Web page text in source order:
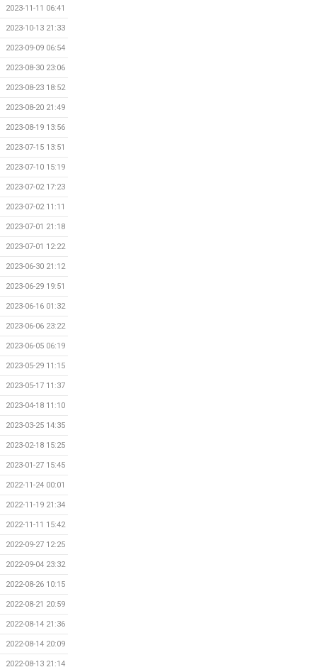
2023-11-11 06:41
2023-10-13 21:33
2023-09-09 06:54
2023-08-30 23:06
2023-08-23 18:52
2023-08-20 21:49
2023-08-19 13:56
2023-07-15 13:51
2023-07-10 15:19
2023-07-02 17:23
2023-07-02 11:11
2023-07-01 21:18
2023-07-01 12:22
2023-06-30 21:12
2023-06-29 19:51
2023-06-16 01:32
2023-06-06 23:22
2023-06-05 06:19
2023-05-29 11:15
2023-05-17 11:37
2023-04-18 11:10
2023-03-25 14:35
2023-02-18 15:25
2023-01-27 15:45
2022-11-24 00:01
2022-11-19 21:34
2022-11-11 15:42
2022-09-27 12:25
2022-09-04 23:32
2022-08-26 10:15
2022-08-21 20:59
2022-08-14 21:36
2022-08-14 20:09
2022-08-13 21:14